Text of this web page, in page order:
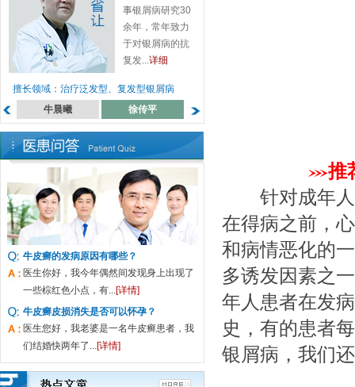
事银屑病研究30
余年，常年致力
于对银屑病的抗
复发...详细
擅长领域：治疗泛发型、复发型银屑病
牛晨曦
徐传平
牛皮癣的发病原因有哪些？
医生你好，我今年偶然间发现身上出现了
一些棕红色小点，有...[详情]
牛皮癣皮损消失是否可以怀孕？
医生您好，我老婆是一名牛皮癣患者，我
们结婚快两年了...[详情]
推
针对成年人
在得病之前，
和病情恶化的
多诱发因素之
年人患者在发
史，有的患者
银屑病，我们